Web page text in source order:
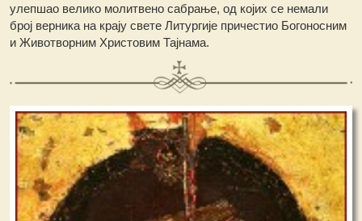
улепшао велико молитвено сабрање, од којих се немали
број верника на крају свете Литургије причестио Богоносним
и Животворним Христовим Тајнама.